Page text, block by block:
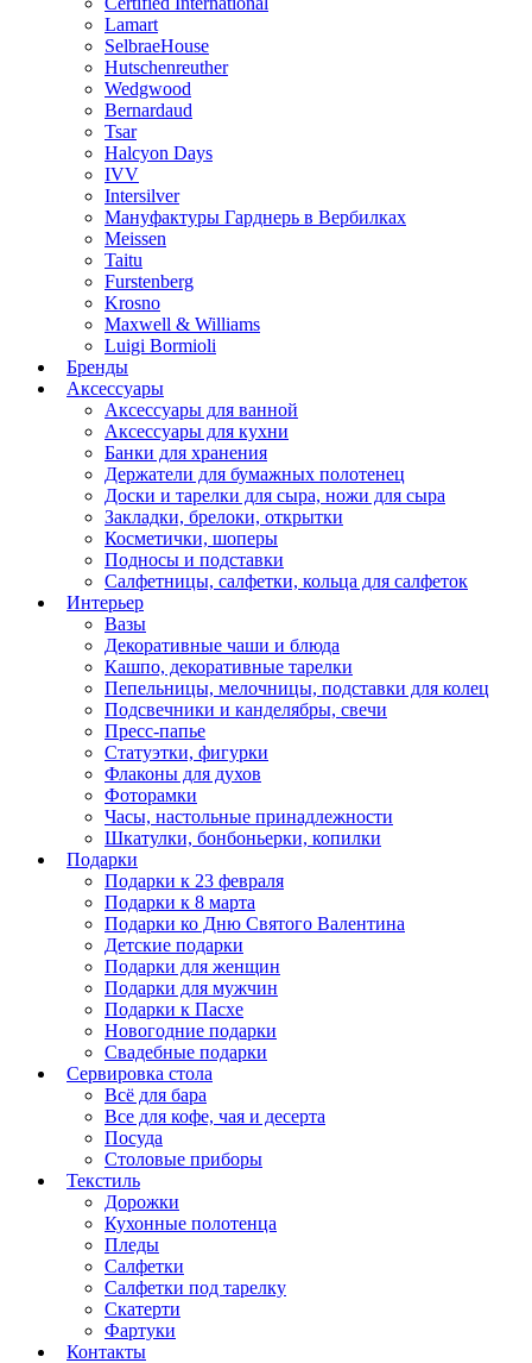
Lamart
SelbraeHouse
Hutschenreuther
Wedgwood
Bernardaud
Tsar
Halcyon Days
IVV
Intersilver
Мануфактуры Гарднерь в Вербилках
Meissen
Taitu
Furstenberg
Krosno
Maxwell & Williams
Luigi Bormioli
Бренды
Аксессуары
Аксессуары для ванной
Аксессуары для кухни
Банки для хранения
Держатели для бумажных полотенец
Доски и тарелки для сыра, ножи для сыра
Закладки, брелоки, открытки
Косметички, шоперы
Подносы и подставки
Салфетницы, салфетки, кольца для салфеток
Интерьер
Вазы
Декоративные чаши и блюда
Кашпо, декоративные тарелки
Пепельницы, мелочницы, подставки для колец
Подсвечники и канделябры, свечи
Пресс-папье
Статуэтки, фигурки
Флаконы для духов
Фоторамки
Часы, настольные принадлежности
Шкатулки, бонбоньерки, копилки
Подарки
Подарки к 23 февраля
Подарки к 8 марта
Подарки ко Дню Святого Валентина
Детские подарки
Подарки для женщин
Подарки для мужчин
Подарки к Пасхе
Новогодние подарки
Свадебные подарки
Сервировка стола
Всё для бара
Все для кофе, чая и десерта
Посуда
Столовые приборы
Текстиль
Дорожки
Кухонные полотенца
Пледы
Салфетки
Салфетки под тарелку
Скатерти
Фартуки
Контакты